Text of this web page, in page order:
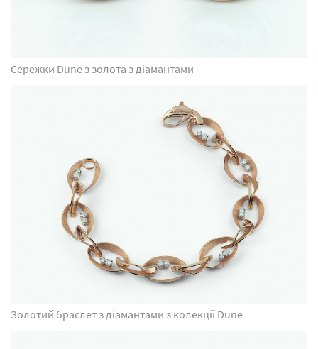
Сережки Dune з золота з діамантами
Золотий браслет з діамантами з колекції Dune